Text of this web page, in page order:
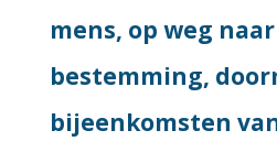
mens, op weg
bestemming,
bijeenkomsten